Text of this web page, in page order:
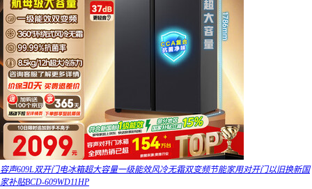
容声609L双开门电冰箱超大容量一级能效风冷无霜双变频节能家用对开门以旧换新国
家补贴BCD-609WD11HP